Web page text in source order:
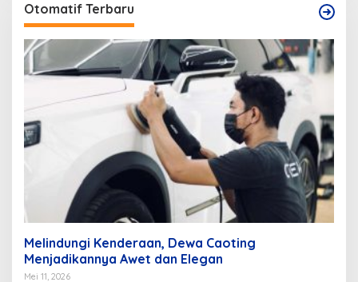
Otomatif Terbaru
Melindungi Kenderaan, Dewa Caoting
Menjadikannya Awet dan Elegan
Mei 11, 2026